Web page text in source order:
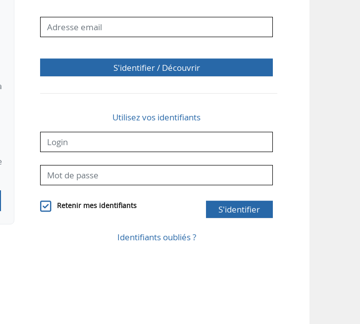
S'identifier / Découvrir
Utilisez vos identifiants
Retenir mes identifiants S'identifier
Identifiants oubliés ?